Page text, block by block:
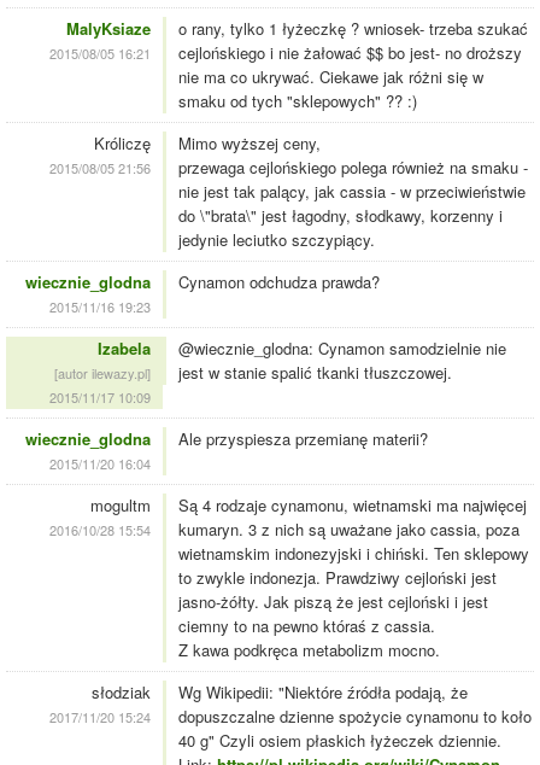
MalyKsiaze
2015/08/05 16:21
o rany, tylko 1 łyżeczkę ? wniosek- trzeba szukać
cejlońskiego i nie żałować $$ bo jest- no droższy
nie ma co ukrywać. Ciekawe jak różni się w
smaku od tych "sklepowych" ?? :)
Króliczę
2015/08/05 21:56
Mimo wyższej ceny,
przewaga cejlońskiego polega również na smaku -
nie jest tak palący, jak cassia - w przeciwieństwie
do \"brata\" jest łagodny, słodkawy, korzenny i
jedynie leciutko szczypiący.
wiecznie_glodna
2015/11/16 19:23
Cynamon odchudza prawda?
Izabela
[autor ilewazy.pl]
2015/11/17 10:09
@wiecznie_glodna: Cynamon samodzielnie nie
jest w stanie spalić tkanki tłuszczowej.
wiecznie_glodna
2015/11/20 16:04
Ale przyspiesza przemianę materii?
mogultm
2016/10/28 15:54
Są 4 rodzaje cynamonu, wietnamski ma najwięcej
kumaryn. 3 z nich są uważane jako cassia, poza
wietnamskim indonezyjski i chiński. Ten sklepowy
to zwykle indonezja. Prawdziwy cejloński jest
jasno-żółty. Jak piszą że jest cejloński i jest
ciemny to na pewno któraś z cassia.
Z kawa podkręca metabolizm mocno.
słodziak
2017/11/20 15:24
Wg Wikipedii: "Niektóre źródła podają, że
dopuszczalne dzienne spożycie cynamonu to koło
40 g" Czyli osiem płaskich łyżeczek dziennie.